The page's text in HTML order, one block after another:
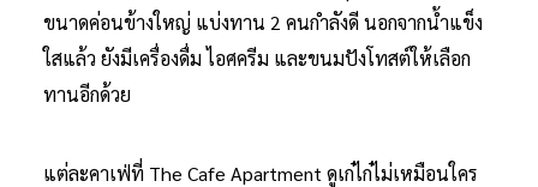
ขนาดค่อนข้างใหญ่ แบ่งทาน 2 คนกำลังดี นอกจากน้ำแข็ง
ใสแล้ว ยังมีเครื่องดื่ม ไอศครีม และขนมปังโทสต์ให้เลือก
ทานอีกด้วย
แต่ละคาเฟ่ที่ The Cafe Apartment ดูเก๋ไก๋ไม่เหมือนใคร